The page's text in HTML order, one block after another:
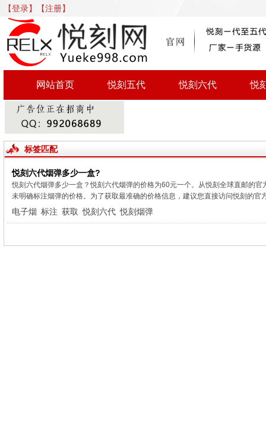
【登录】 【注册】
网站首页 悦刻五代 悦刻六代 悦
标签匹配
悦刻六代烟弹多少一盒?
悦刻六代烟弹多少一盒？悦刻六代烟弹的价格为60元一个。从悦刻全球直邮的
未明确标注烟弹的价格。为了获取最准确的价格信息，建议您直接访问悦刻的
电子烟 标注 获取 悦刻六代 悦刻烟弹